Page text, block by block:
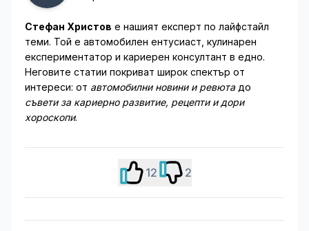
Стефан Христов е нашият експерт по лайфстайл
теми. Той е автомобилен ентусиаст, кулинарен
експериментатор и кариерен консултант в едно.
Неговите статии покриват широк спектър от
интереси: от автомобилни новини и ревютадо
съвети за кариерно развитие, рецепти и дори
хороскопи.
12 2